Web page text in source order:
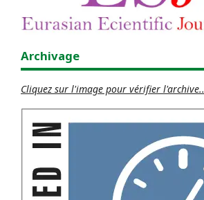
Archivage
Cliquez sur l'image pour vérifier l'archive..